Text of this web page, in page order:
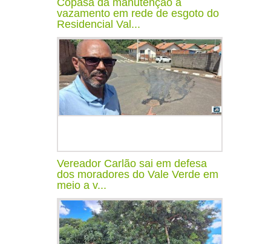
vazamento em rede de esgoto do
Residencial Val...
Vereador Carlão sai em defesa
dos moradores do Vale Verde em
meio a v...